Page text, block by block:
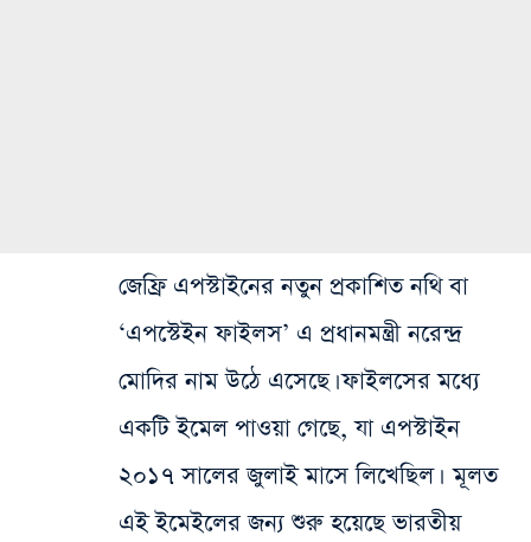
জেফ্রি এপস্টাইনের নতুন প্রকাশিত নথি বা
‘এপস্টেইন ফাইলস’ এ প্রধানমন্ত্রী নরেন্দ্র
মোদির নাম উঠে এসেছে। ফাইলসের মধ্যে
একটি ইমেল পাওয়া গেছে, যা এপস্টাইন
২০১৭ সালের জুলাই মাসে লিখেছিল। মূলত
এই ইমেইলের জন্য শুরু হয়েছে ভারতীয়